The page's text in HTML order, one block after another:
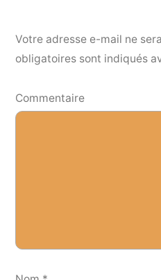
Votre adresse e-mail ne
obligatoires sont indiqués
Commentaire